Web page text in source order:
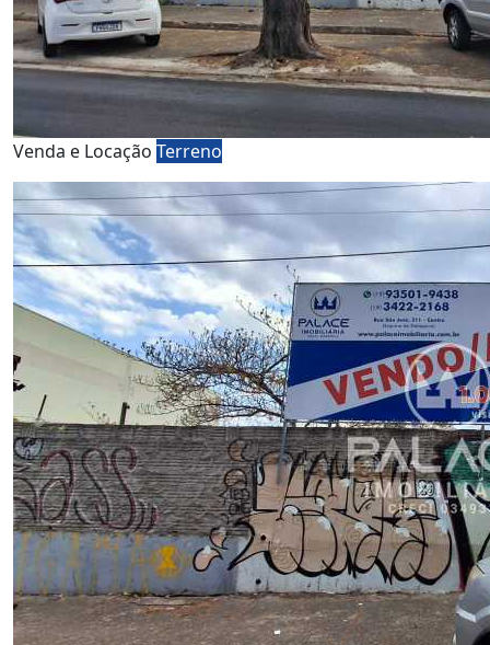
Venda e Locação Terreno